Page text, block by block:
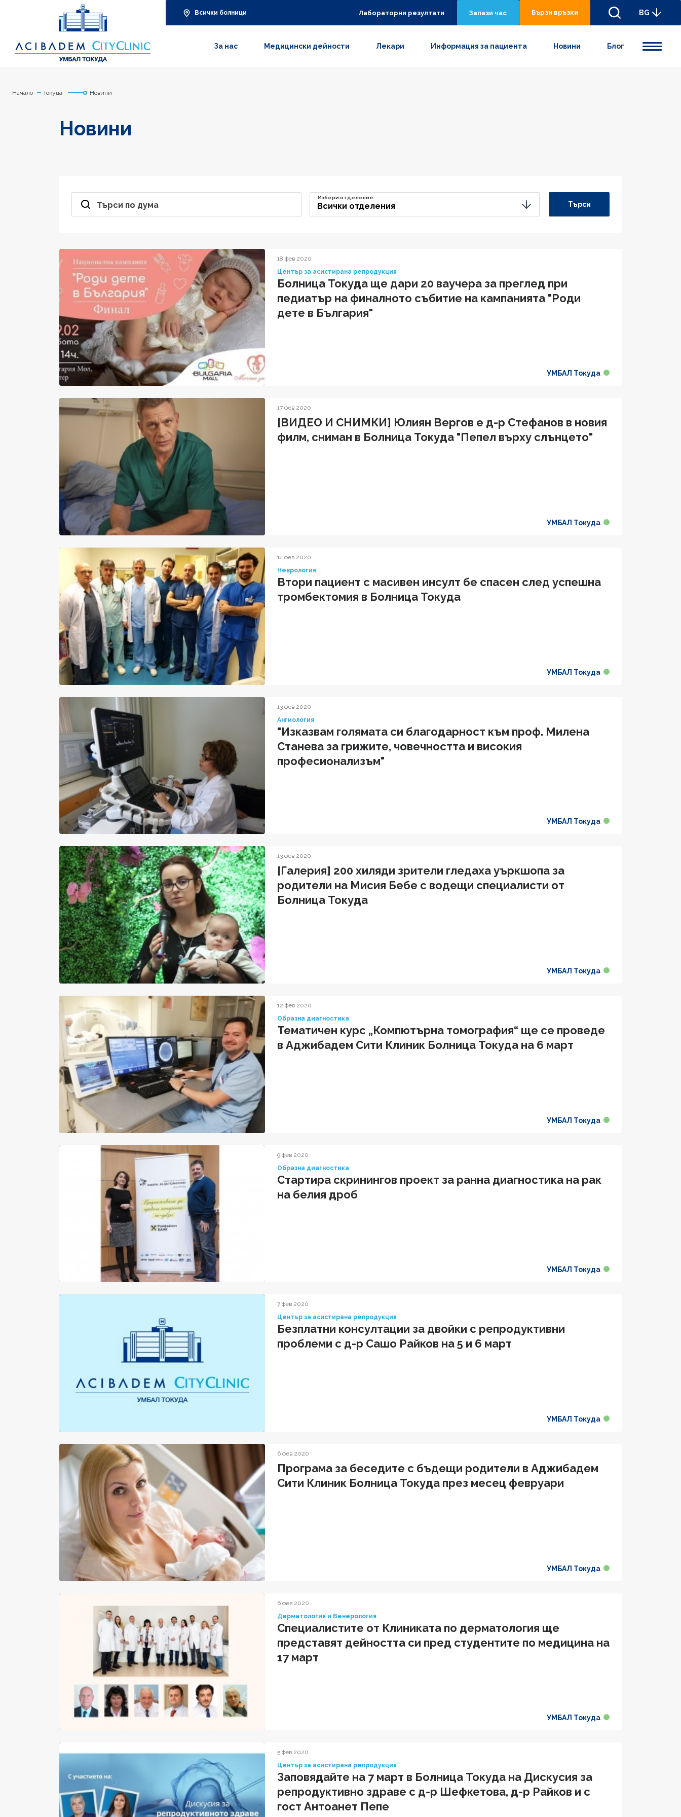
Всички болници Лабораторни резултати Запази час Бързи връзки BG
За нас Медицински дейности Лекари Информация за пациента Новини Блог
Начало Токуда Новини
Новини
Търси по дума Всички отделения
Избери отделение
Търси
18 фев 2020
Център за асистирана репродукция
Болница Токуда ще дари 20 ваучера за преглед при
педиатър на финалното събитие на кампанията "Роди
дете в България"
УМБАЛ Токуда
17 фев 2020
[ВИДЕО И СНИМКИ] Юлиян Вергов е д-р Стефанов в новия
филм, сниман в Болница Токуда "Пепел върху слънцето"
УМБАЛ Токуда
14 фев 2020
Неврология
Втори пациент с масивен инсулт бе спасен след успешна
тромбектомия в Болница Токуда
УМБАЛ Токуда
13 фев 2020
Ангиология
"Изказвам голямата си благодарност към проф. Милена
Станева за грижите, човечността и високия
професионализъм"
УМБАЛ Токуда
13 фев 2020
[Галерия] 200 хиляди зрители гледаха уъркшопа за
родители на Мисия Бебе с водещи специалисти от
Болница Токуда
УМБАЛ Токуда
12 фев 2020
Образна диагностика
Тематичен курс „Компютърна томография“ ще се проведе
в Аджибадем Сити Клиник Болница Токуда на 6 март
УМБАЛ Токуда
9 фев 2020
Образна диагностика
Стартира скринингов проект за ранна диагностика на рак
на белия дроб
УМБАЛ Токуда
7 фев 2020
Център за асистирана репродукция
Безплатни консултации за двойки с репродуктивни
проблеми с д-р Сашо Райков на 5 и 6 март
УМБАЛ Токуда
6 фев 2020
Програма за беседите с бъдещи родители в Аджибадем
Сити Клиник Болница Токуда през месец февруари
УМБАЛ Токуда
6 фев 2020
Дерматология и Венерология
Специалистите от Клиниката по дерматология ще
представят дейността си пред студентите по медицина на
17 март
УМБАЛ Токуда
5 фев 2020
Център за асистирана репродукция
Заповядайте на 7 март в Болница Токуда на Дискусия за
репродуктивно здраве с д-р Шефкетова, д-р Райков и с
гост Антоанет Пепе